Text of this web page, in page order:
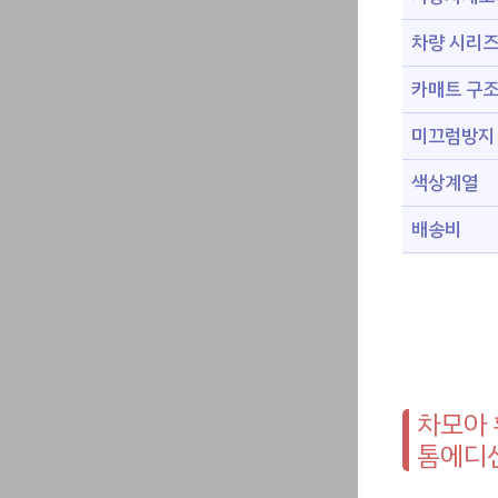
차량 시리즈
카매트 구조
미끄럼방
색상계열
배송비
차모
톰에디